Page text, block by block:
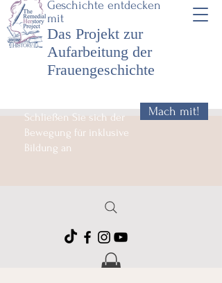
Geschichte entdecken
mit
Das Projekt zur
Aufarbeitung der
Frauengeschichte
Schließen Sie sich der
Bewegung für inklusive
Bildung an
Mach mit!